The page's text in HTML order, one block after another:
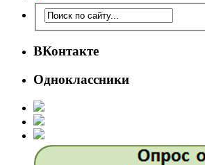
ВКонтакте
Одноклассники